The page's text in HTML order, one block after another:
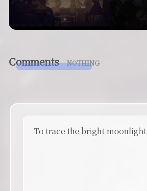
Comments NOTHING
To trace the bright moonlight